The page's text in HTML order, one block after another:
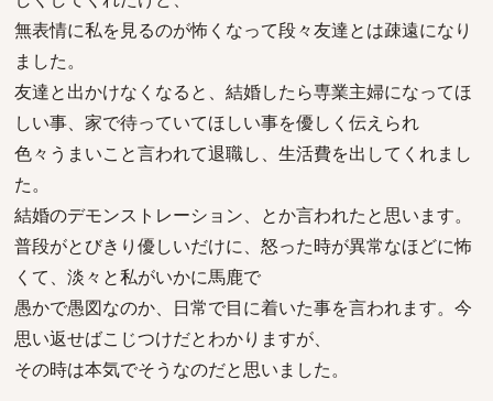
無表情に私を見るのが怖くなって段々友達とは疎遠になり
ました。
友達と出かけなくなると、結婚したら専業主婦になってほ
しい事、家で待っていてほしい事を優しく伝えられ
色々うまいこと言われて退職し、生活費を出してくれまし
た。
結婚のデモンストレーション、とか言われたと思います。
普段がとびきり優しいだけに、怒った時が異常なほどに怖
くて、淡々と私がいかに馬鹿で
愚かで愚図なのか、日常で目に着いた事を言われます。今
思い返せばこじつけだとわかりますが、
その時は本気でそうなのだと思いました。